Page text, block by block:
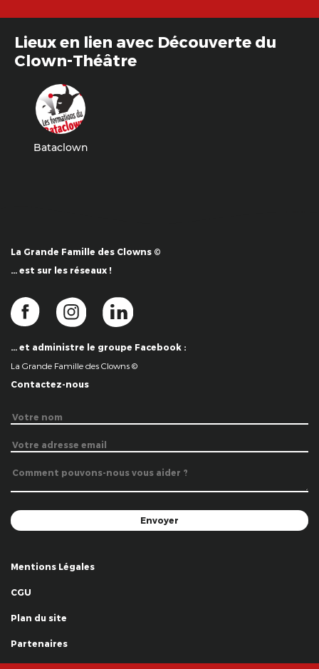
Lieux en lien avec Découverte du
Clown-Théâtre
Bataclown
La Grande Famille des Clowns ©
… est sur les réseaux !
… et administre le groupe Facebook :
La Grande Famille des Clowns ©
Contactez-nous
Mentions Légales
CGU
Plan du site
Partenaires